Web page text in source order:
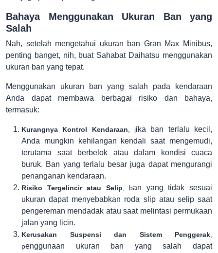
Bahaya Menggunakan Ukuran Ban yang
Salah
Nah, setelah mengetahui ukuran ban Gran Max Minibus,
penting banget, nih, buat Sahabat Daihatsu menggunakan
ukuran ban yang tepat.
Menggunakan ukuran ban yang salah pada kendaraan
Anda dapat membawa berbagai risiko dan bahaya,
termasuk:
Kurangnya Kontrol Kendaraan , jika ban terlalu kecil,
Anda mungkin kehilangan kendali saat mengemudi,
terutama saat berbelok atau dalam kondisi cuaca
buruk. Ban yang terlalu besar juga dapat mengurangi
penanganan kendaraan.
Risiko Tergelincir atau Selip , ban yang tidak sesuai
ukuran dapat menyebabkan roda slip atau selip saat
pengereman mendadak atau saat melintasi permukaan
jalan yang licin.
Kerusakan Suspensi dan Sistem Penggerak
penggunaan ukuran ban yang salah dapat